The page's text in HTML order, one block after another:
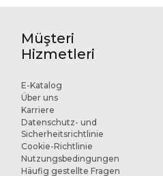
Müşteri
Hizmetleri
E-Katalog
Über uns
Karriere
Datenschutz- und
Sicherheitsrichtlinie
Cookie-Richtlinie
Nutzungsbedingungen
Häufig gestellte Fragen